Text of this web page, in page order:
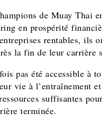
de Muay Thai
en prospérité
rentables, ils
la fin de leur carrière
pas été accessible à
vie à l’entraînement
suffisantes
terminée.